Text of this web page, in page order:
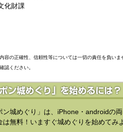
化財課
容の正確性、信頼性等については一切の責任を負い
認ください。
ン城めぐり」は、iPhone・androidの両
は無料！いますぐ城めぐりを始めてみ